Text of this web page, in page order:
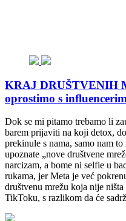
KRAJ DRUŠTVENIH
oprostimo s
Dok se mi pitamo trebamo li
barem prijaviti na koji detox,
prekinule s nama, samo nam
upoznate „nove društvene
narcizam, a bome ni selfie u
rukama, jer Meta je već
društvenu mrežu koja nije
TikToku, s razlikom da će